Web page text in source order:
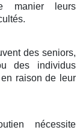
manier leurs
des seniors,
des individus
raison de leur
nécessite